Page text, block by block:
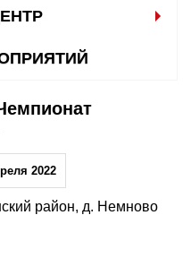
2022
район, д. Немново